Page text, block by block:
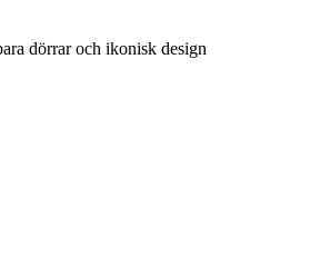
dörrar och ikonisk design